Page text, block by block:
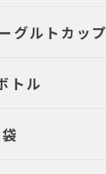
グルトカップ
トル